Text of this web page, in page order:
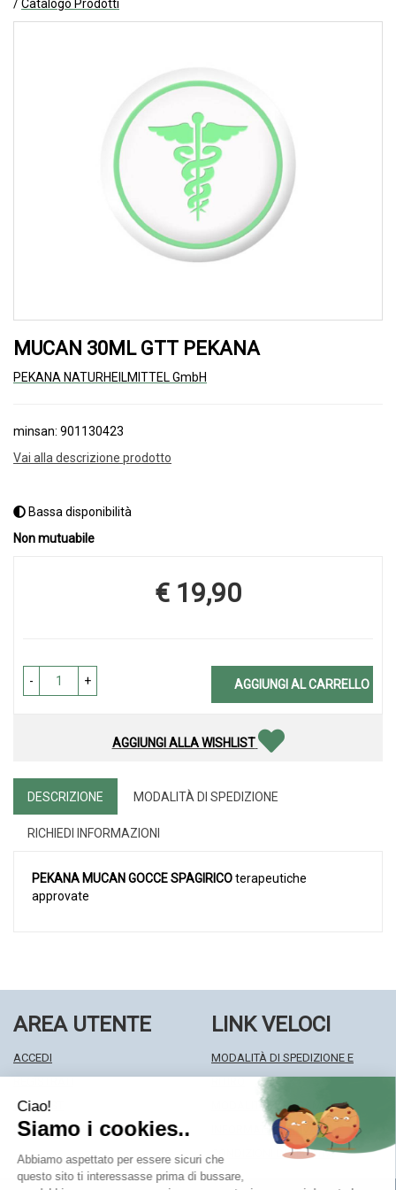
/Catalogo Prodotti
MUCAN 30ML GTT PEKANA
PEKANA NATURHEILMITTEL GmbH
minsan: 901130423
Vai alla descrizione prodotto
Bassa disponibilità
Non mutuabile
Prezzo
€ 19,90
- + AGGIUNGI AL CARRELLO
AGGIUNGI ALLA WISHLIST
DESCRIZIONE MODALITÀ DI SPEDIZIONE
RICHIEDI INFORMAZIONI
PEKANA MUCAN GOCCE SPAGIRICOterapeutiche
approvate
AREA UTENTE
ACCEDI
WISHLIST
ISCRIZIONE ALLA NEWSLETTER
LINK VELOCI
MODALITÀ DI SPEDIZIONE E
MODALITÀ DI PAGAMENTO
INFORMATIVA PRIVACY
CONDIZIONI DI VENDITA